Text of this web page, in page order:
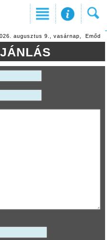
augusztus 9., vasárnap, Emőd